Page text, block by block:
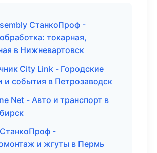
СтанкоПроф -
токарная,
в Нижневартовск
City Link - Городские
и события в Петрозаводск
Net - Авто и транспорт в
-
и жгуты в Пермь